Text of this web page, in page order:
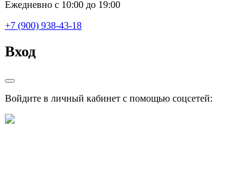
Ежедневно с 10:00 до 19:00
+7 (900) 938-43-18
Вход
Войдите в личный кабинет с помощью соцсетей: